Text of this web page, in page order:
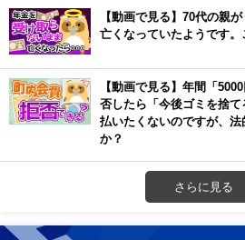
【動画で見る】70代の親
亡くなっていたようです
【動画で見る】年間「
否したら「今後ゴミを捨
払いたくないのですが、法
か？
さらに見る